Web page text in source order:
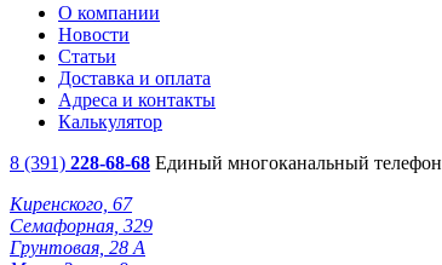
О компании
Новости
Статьи
Доставка и оплата
Адреса и контакты
Калькулятор
8 (391) 228-68-68 Единый многоканальный телефон
Киренского, 67
Семафорная, 329
Грунтовая, 28 А